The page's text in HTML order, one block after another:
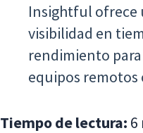
Insightful ofrece
visibilidad en
rendimiento
equipos remotos
Tiempo de lectura: 6